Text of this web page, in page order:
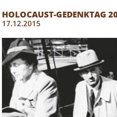
HOLOCAUST-GEDENKTAG
17.12.2015